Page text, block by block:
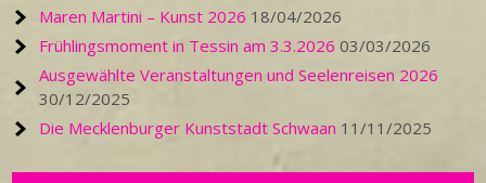
Maren Martini – Kunst 2026 18/04/2026
Frühlingsmoment in Tessin am 3.3.2026 03/03/2026
Ausgewählte Veranstaltungen und Seelenreisen 2026
30/12/2025
Die Mecklenburger Kunststadt Schwaan 11/11/2025